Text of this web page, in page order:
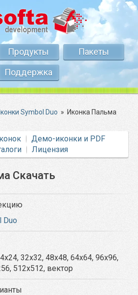
Продукты
Пакеты
Поддержка
Symbol Duo » Иконка Пальма
Демо-иконки и PDF
Лицензия
Скачать
Duo
32x32, 48x48, 64x64, 96x96,
512x512, вектор